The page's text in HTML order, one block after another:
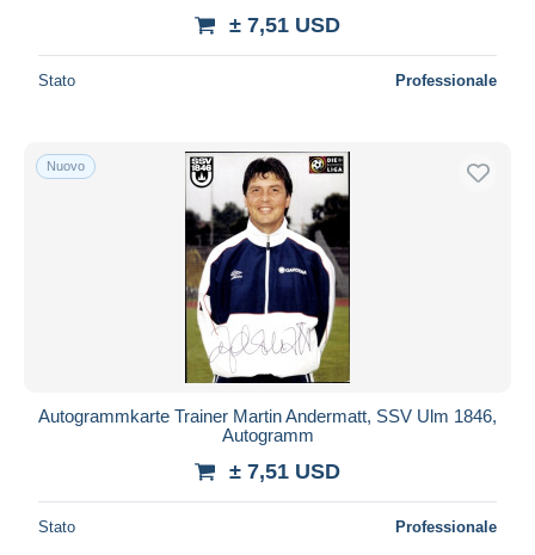
± 7,51 USD
Stato Professionale
Nuovo
Autogrammkarte Trainer Martin Andermatt, SSV Ulm 1846,
Autogramm
± 7,51 USD
Stato Professionale